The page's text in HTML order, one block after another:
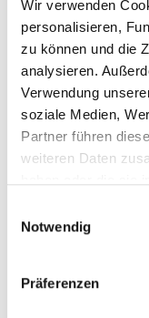
Wir verwenden
personalisieren,
zu können und die
analysieren.
Verwendung
soziale Medien,
Partner führen
weiteren Daten
Notwendig
Präferenzen
Produktdetails
-40%